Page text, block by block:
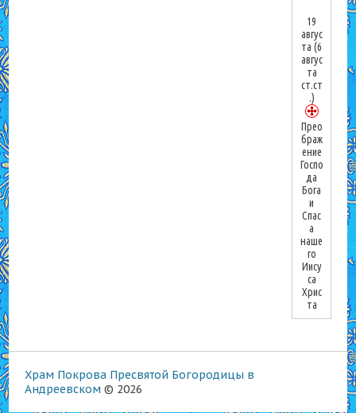
19
авгус
та(6
авгус
та
ст.ст
.)
Прео
браж
ение
Госпо
да
Бога
и
Спас
а
наше
го
Иису
са
Хрис
та
Храм Покрова Пресвятой Богородицы в
Андреевском © 2026